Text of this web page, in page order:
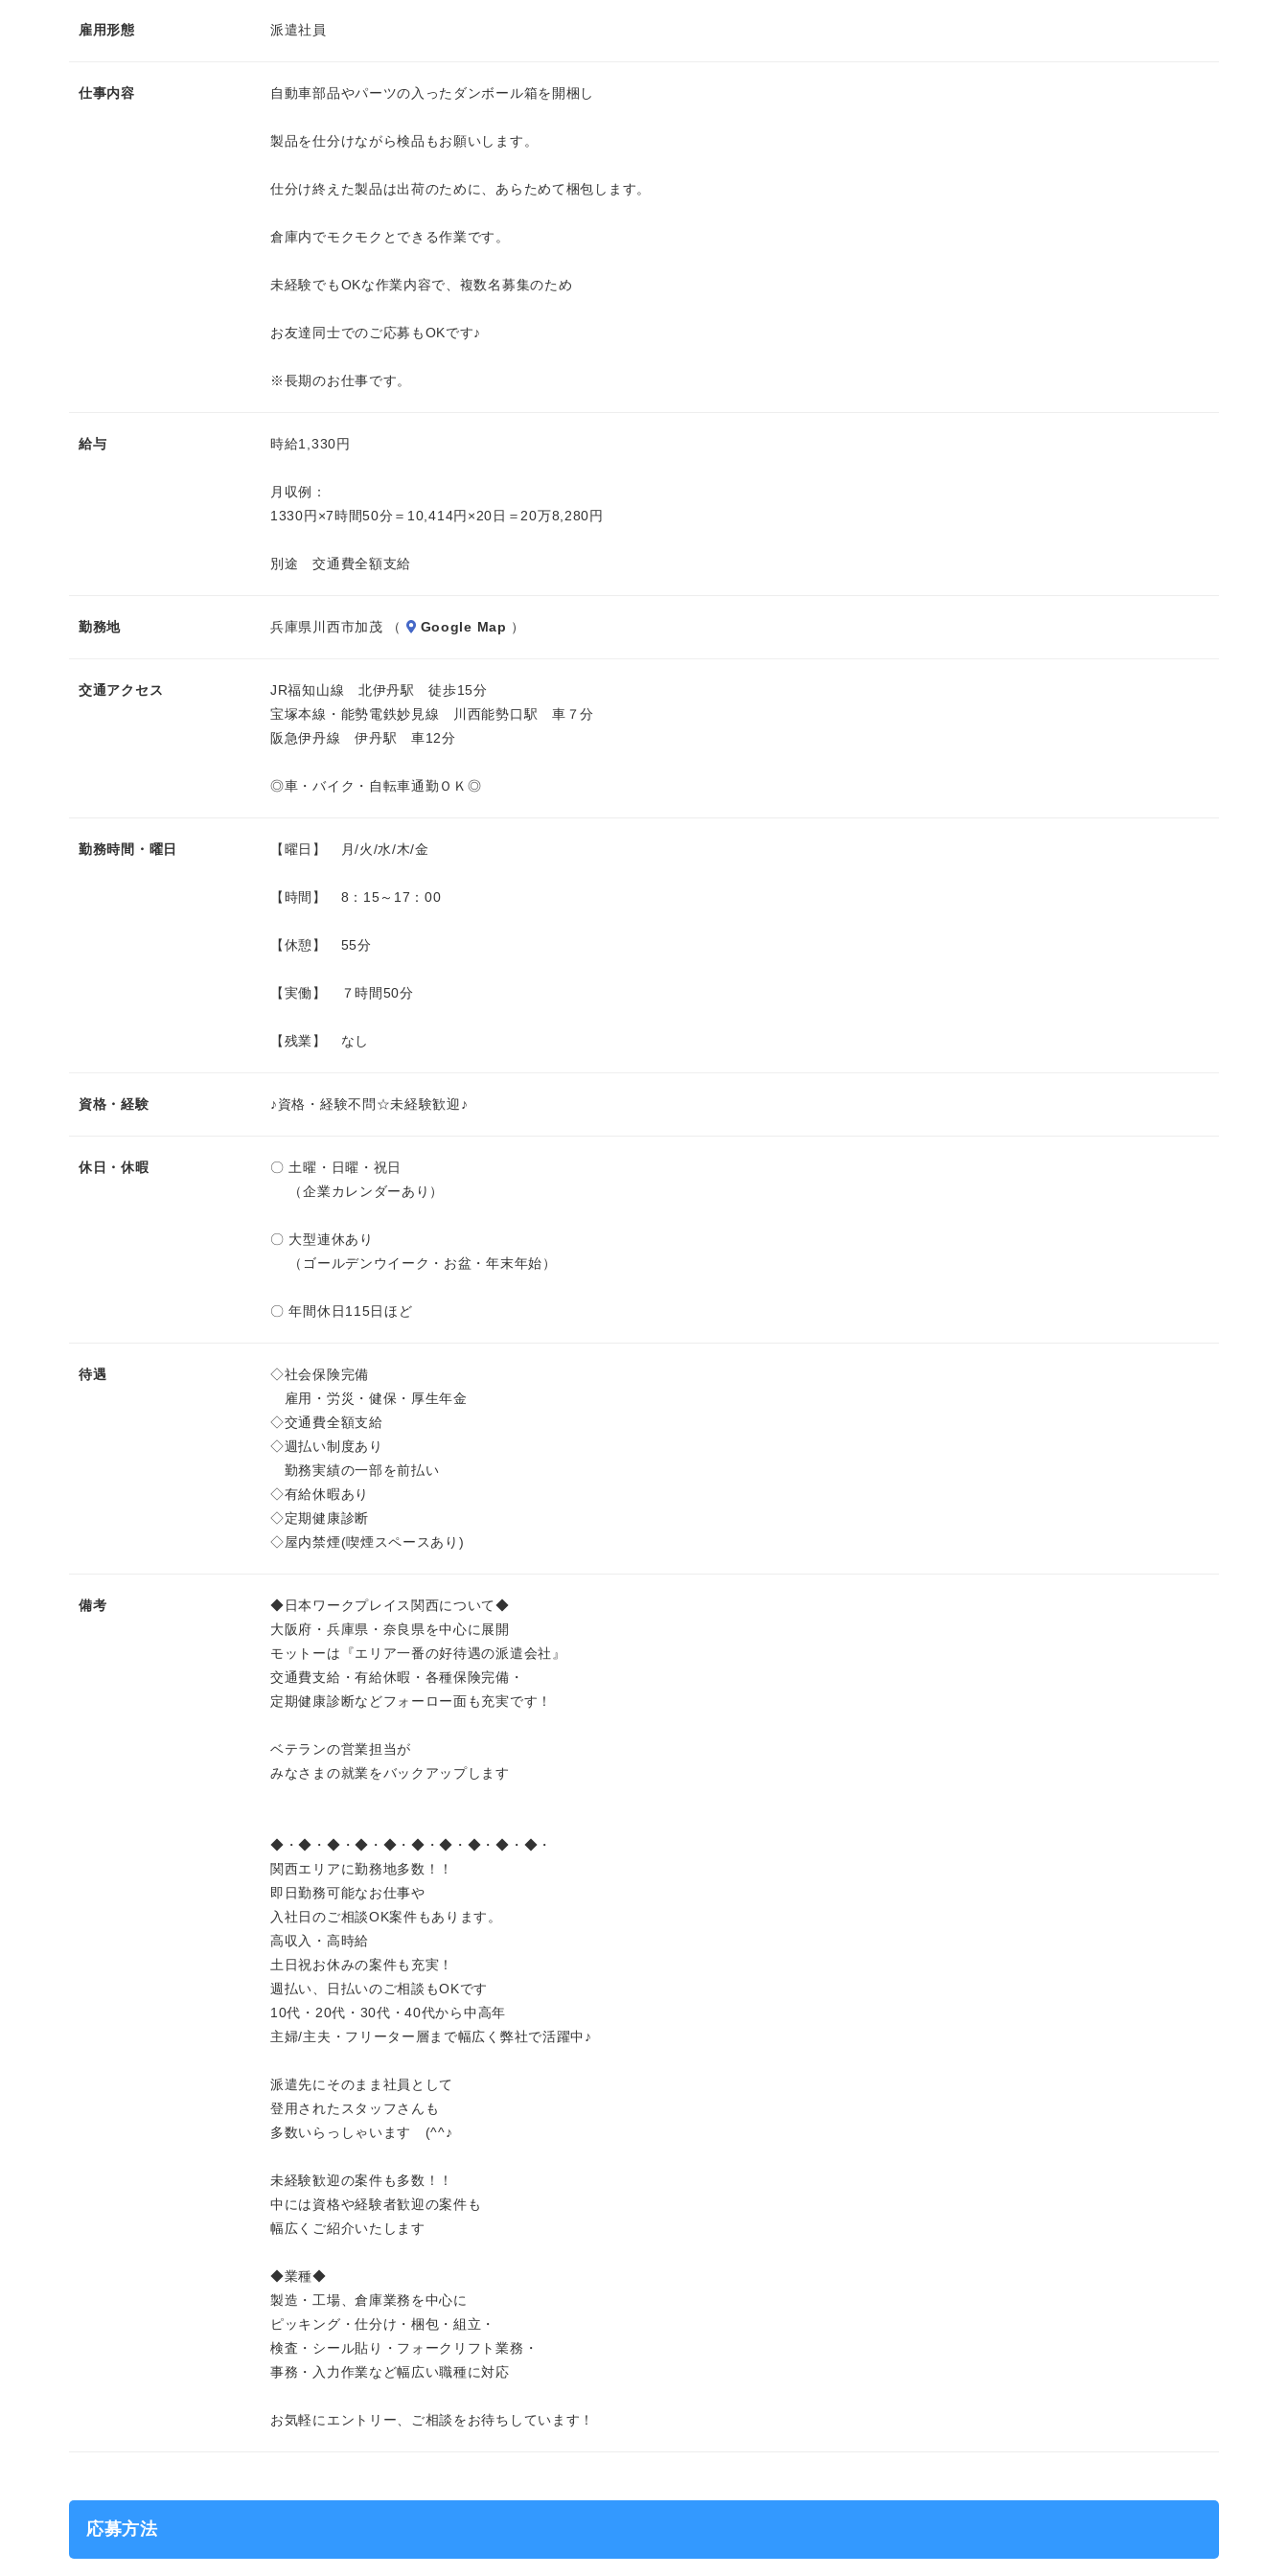
雇用形態 派遣社員
仕事内容 自動車部品やパーツの入ったダンボール箱を開梱し
製品を仕分けながら検品もお願いします。
仕分け終えた製品は出荷のために、あらためて梱包します。
倉庫内でモクモクとできる作業です。
未経験でもOKな作業内容で、複数名募集のため
お友達同士でのご応募もOKです♪
※長期のお仕事です。
給与 時給1,330円
月収例：
1330円×7時間50分＝10,414円×20日＝20万8,280円
別途 交通費全額支給
勤務地 兵庫県川西市加茂 （ Google Map ）
交通アクセス
JR福知山線 北伊丹駅 徒歩15分
宝塚本線・能勢電鉄妙見線 川西能勢口駅 車７分
阪急伊丹線 伊丹駅 車12分
◎車・バイク・自転車通勤ＯＫ◎
勤務時間・曜日 【曜日】 月/火/水/木/金
【時間】 8：15～17：00
【休憩】 55分
【実働】 ７時間50分
【残業】 なし
資格・経験 ♪資格・経験不問☆未経験歓迎♪
休日・休暇
〇 土曜・日曜・祝日
（企業カレンダーあり）
〇 大型連休あり
（ゴールデンウイーク・お盆・年末年始）
〇 年間休日115日ほど
待遇
◇社会保険完備
雇用・労災・健保・厚生年金
◇交通費全額支給
◇週払い制度あり
勤務実績の一部を前払い
◇有給休暇あり
◇定期健康診断
◇屋内禁煙(喫煙スペースあり)
備考
◆日本ワークプレイス関西について◆
大阪府・兵庫県・奈良県を中心に展開
モットーは『エリア一番の好待遇の派遣会社』
交通費支給・有給休暇・各種保険完備・
定期健康診断などフォーロー面も充実です！
ベテランの営業担当が
みなさまの就業をバックアップします
◆・◆・◆・◆・◆・◆・◆・◆・◆・◆・
関西エリアに勤務地多数！！
即日勤務可能なお仕事や
入社日のご相談OK案件もあります。
高収入・高時給
土日祝お休みの案件も充実！
週払い、日払いのご相談もOKです
10代・20代・30代・40代から中高年
主婦/主夫・フリーター層まで幅広く弊社で活躍中♪
派遣先にそのまま社員として
登用されたスタッフさんも
多数いらっしゃいます (^^♪
未経験歓迎の案件も多数！！
中には資格や経験者歓迎の案件も
幅広くご紹介いたします
◆業種◆
製造・工場、倉庫業務を中心に
ピッキング・仕分け・梱包・組立・
検査・シール貼り・フォークリフト業務・
事務・入力作業など幅広い職種に対応
お気軽にエントリー、ご相談をお待ちしています！
応募方法